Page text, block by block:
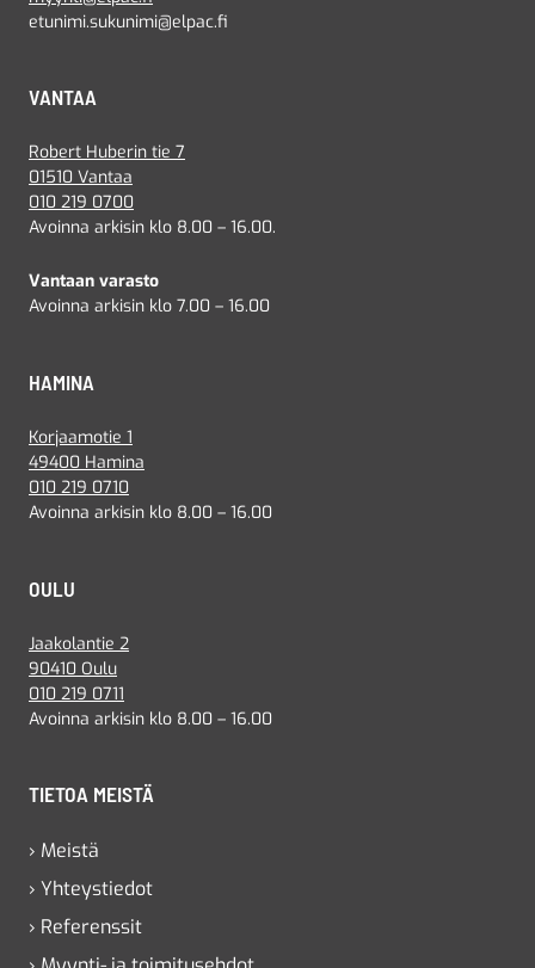
etunimi.sukunimi@elpac.fi
VANTAA
Robert Huberin tie 7
01510 Vantaa
010 219 0700
Avoinna arkisin klo 8.00 – 16.00.
Vantaan varasto
Avoinna arkisin klo 7.00 – 16.00
HAMINA
Korjaamotie 1
49400 Hamina
010 219 0710
Avoinna arkisin klo 8.00 – 16.00
OULU
Jaakolantie 2
90410 Oulu
010 219 0711
Avoinna arkisin klo 8.00 – 16.00
TIETOA MEISTÄ
› Meistä
› Yhteystiedot
› Referenssit